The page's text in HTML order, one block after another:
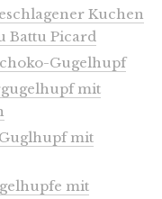
Kuchen
Battu Picard
Gugelhupf
mit
Guglhupf mit
mit